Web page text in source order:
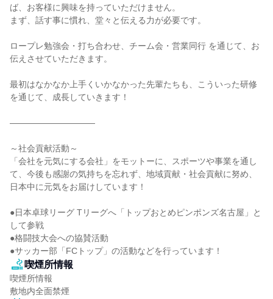
ば、お客様に興味を持っていただけません。
まず、話す事に慣れ、堂々と伝える力が必要です。
ロープレ勉強会・打ち合わせ、チーム会・営業同行 を通じて、お
伝えさせていただきます。
最初はなかなか上手くいかなかった先輩たちも、こういった研修
を通じて、成長していきます！
――――――――――
～社会貢献活動～
「会社を元気にする会社」をモットーに、スポーツや事業を通し
て、今後も感謝の気持ちを忘れず、地域貢献・社会貢献に努め、
日本中に元気をお届けしています！
●日本卓球リーグ Tリーグへ「トップおとめピンポンズ名古屋」と
して参戦
●格闘技大会への協賛活動
●サッカー部「FCトップ」の活動などを行っています！
喫煙所情報
喫煙所情報
敷地内全面禁煙